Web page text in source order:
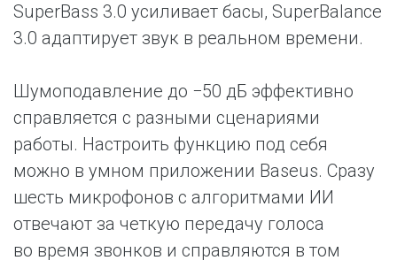
SuperBass 3.0 усиливает басы, SuperBalance
3.0 адаптирует звук в реальном времени.
Шумоподавление до −50 дБ эффективно
справляется с разными сценариями
работы. Настроить функцию под себя
можно в умном приложении Baseus. Сразу
шесть микрофонов с алгоритмами ИИ
отвечают за четкую передачу голоса
во время звонков и справляются в том